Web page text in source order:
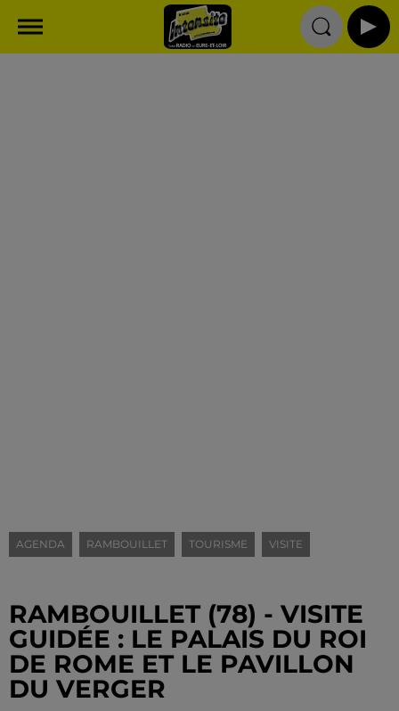
AGENDA RAMBOUILLET TOURISME VISITE
RAMBOUILLET (78) - VISITE
GUIDÉE : LE PALAIS DU ROI
DE ROME ET LE PAVILLON
DU VERGER